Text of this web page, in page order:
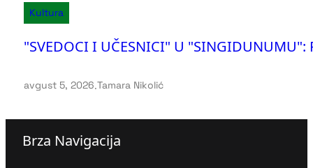
Kultura
"SVEDOCI I UČESNICI" U
avgust 5, 2026.Tamara Nikolić
Brza Navigacija